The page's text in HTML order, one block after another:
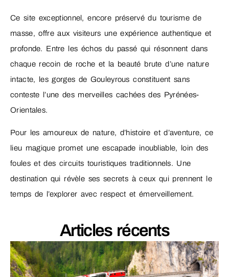
Ce site exceptionnel, encore préservé du tourisme de
masse, offre aux visiteurs une expérience authentique et
profonde. Entre les échos du passé qui résonnent dans
chaque recoin de roche et la beauté brute d’une nature
intacte, les gorges de Gouleyrous constituent sans
conteste l’une des merveilles cachées des Pyrénées-
Orientales.
Pour les amoureux de nature, d’histoire et d’aventure, ce
lieu magique promet une escapade inoubliable, loin des
foules et des circuits touristiques traditionnels. Une
destination qui révèle ses secrets à ceux qui prennent le
temps de l’explorer avec respect et émerveillement.
Articles récents